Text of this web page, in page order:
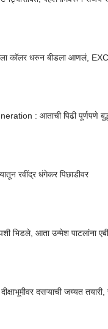
कॉलर धरुन बीडला आणलं,
: आताची पिढी पूर्णपणे
रवींद्र धंगेकर पिछाडीवर
भिडले, आता उन्मेश पाटलांना
दसऱ्याची जय्यत